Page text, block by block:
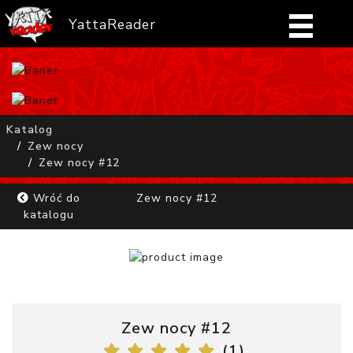
YattaReader
Home
FAQ
Mangi
Katalog
Zew nocy
Zew nocy #12
Wróć do
katalogu
Zew nocy #12
Zew nocy #12